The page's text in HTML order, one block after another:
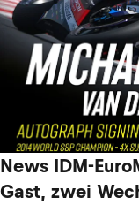
News IDM-
Gast, zwei